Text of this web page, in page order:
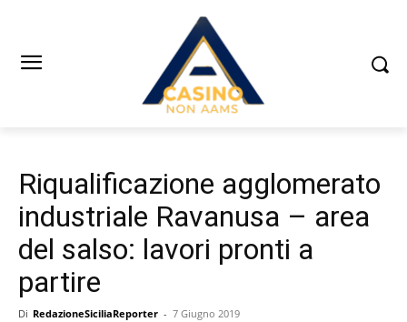
Riqualificazione agglomerato
industriale Ravanusa – area
del salso: lavori pronti a
partire
Di RedazioneSiciliaReporter - 7 Giugno 2019